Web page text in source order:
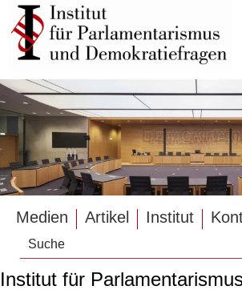
Medien Artikel Institut
Institut für